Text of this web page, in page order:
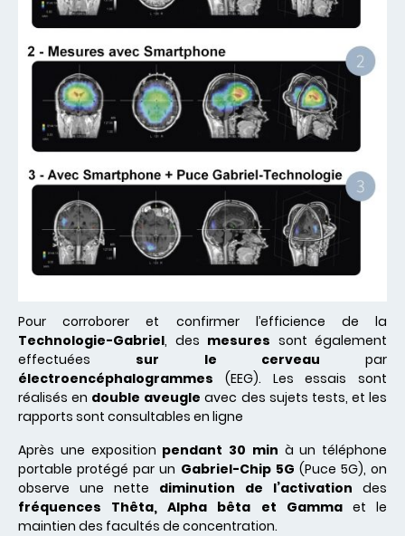
Pour corroborer et confirmer l’efficience de la
Technologie-Gabriel, des mesures sont également
effectuées sur le cerveau par
électroencéphalogrammes (EEG). Les essais sont
réalisés en double aveugle avec des sujets tests, et les
rapports sont consultables en ligne
Après une exposition pendant 30 min à un téléphone
portable protégé par un Gabriel-Chip 5G (Puce 5G), on
observe une nette diminution de l’activation des
fréquences Thêta, Alpha bêta et Gammaet le
maintien des facultés de concentration.